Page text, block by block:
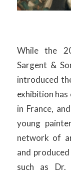
While the
Sargent &
introduced
exhibition
in France,
young
network of
and
such as Dr.